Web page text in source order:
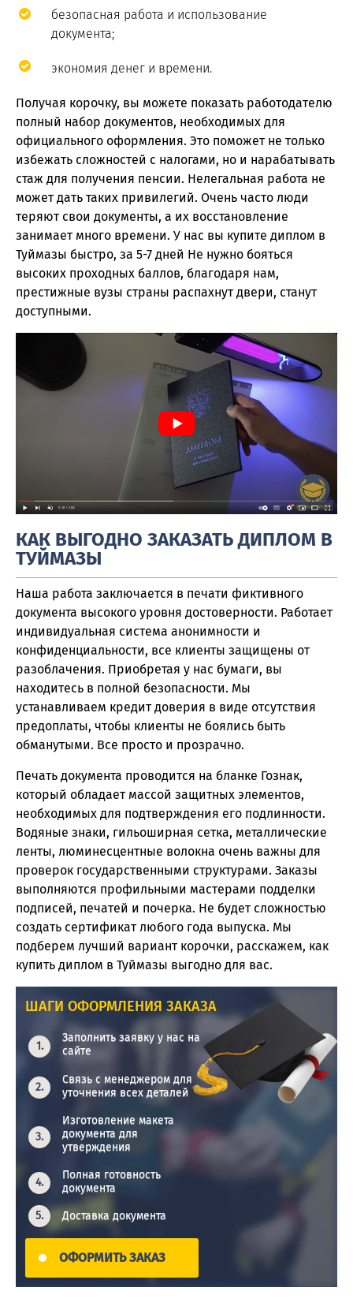
безопасная работа и использование
документа;
экономия денег и времени.
Получая корочку, вы можете показать работодателю
полный набор документов, необходимых для
официального оформления. Это поможет не только
избежать сложностей с налогами, но и нарабатывать
стаж для получения пенсии. Нелегальная работа не
может дать таких привилегий. Очень часто люди
теряют свои документы, а их восстановление
занимает много времени. У нас вы купите диплом в
Туймазы быстро, за 5-7 дней Не нужно бояться
высоких проходных баллов, благодаря нам,
престижные вузы страны распахнут двери, станут
доступными.
КАК ВЫГОДНО ЗАКАЗАТЬ ДИПЛОМ В
ТУЙМАЗЫ
Наша работа заключается в печати фиктивного
документа высокого уровня достоверности. Работает
индивидуальная система анонимности и
конфиденциальности, все клиенты защищены от
разоблачения. Приобретая у нас бумаги, вы
находитесь в полной безопасности. Мы
устанавливаем кредит доверия в виде отсутствия
предоплаты, чтобы клиенты не боялись быть
обманутыми. Все просто и прозрачно.
Печать документа проводится на бланке Гознак,
который обладает массой защитных элементов,
необходимых для подтверждения его подлинности.
Водяные знаки, гильоширная сетка, металлические
ленты, люминесцентные волокна очень важны для
проверок государственными структурами. Заказы
выполняются профильными мастерами подделки
подписей, печатей и почерка. Не будет сложностью
создать сертификат любого года выпуска. Мы
подберем лучший вариант корочки, расскажем, как
купить диплом в Туймазы выгодно для вас.
ШАГИ ОФОРМЛЕНИЯ ЗАКАЗА
Заполнить заявку у нас на
сайте
Связь с менеджером для
уточнения всех деталей
Изготовление макета
документа для
утверждения
Полная готовность
документа
Доставка документа
ОФОРМИТЬ ЗАКАЗ